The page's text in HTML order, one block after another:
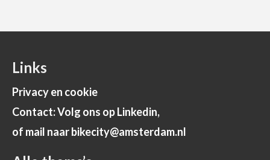
Links
Privacy en cookie
Contact: Volg ons op Linkedin,
of mail naar bikecity@amsterdam.nl